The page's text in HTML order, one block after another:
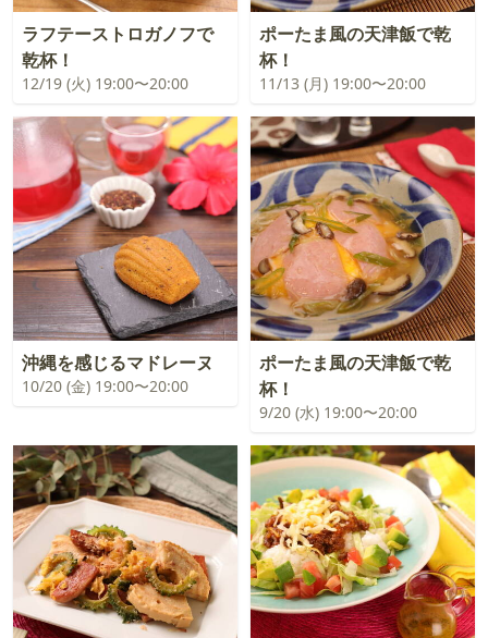
ラフテーストロガノフで
乾杯！
12/19 (火) 19:00〜20:00
ポーたま風の天津飯で乾
杯！
11/13 (月) 19:00〜20:00
沖縄を感じるマドレーヌ
10/20 (金) 19:00〜20:00
ポーたま風の天津飯で乾
杯！
9/20 (水) 19:00〜20:00